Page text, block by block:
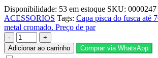
Disponibilidade: 53 em estoque SKU: 0000247
ACESSORIOS Tags: Capa pisca do fusca até
metal cromado. Preço de par
-
+
Adicionar ao carrinho
Comprar via WhatsApp